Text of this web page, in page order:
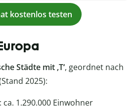
kostenlos testen
Städte mit ‚T‘, geordnet nach
2025):
ca. 1.290.000 Einwohner